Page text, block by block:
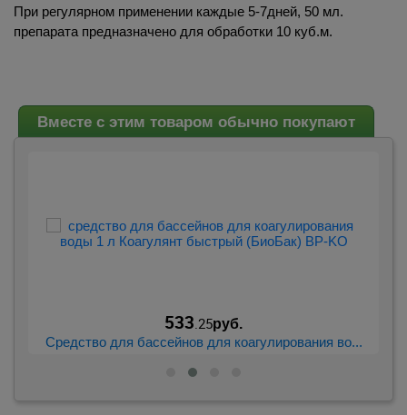
При регулярном применении каждые 5-7дней, 50 мл.
препарата предназначено для обработки 10 куб.м.
Вместе с этим товаром обычно покупают
533 .25руб.
Средство для бассейнов для коагулирования во...